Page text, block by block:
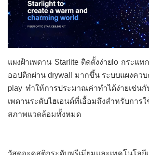
แผงฝ้าเพดาน Starlite ติดตั้งง่ายlo กระแท
ออปติกผ่าน drywall มากขึ้น ระบบแผงคว
play ทำให้การประมาณค่าทำได้ง่ายเช่น
เพดานระดับไฮเอนด์ที่เอื้อมถึงสำหรับการ
สภาพแวดล้อมทั้งหมด